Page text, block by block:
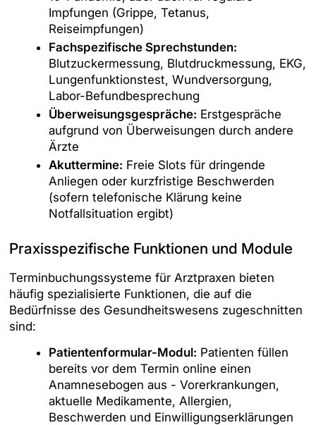
Impfungen (Grippe, Tetanus,
Reiseimpfungen)
Fachspezifische Sprechstunden:
Blutzuckermessung, Blutdruckmessung, EKG,
Lungenfunktionstest, Wundversorgung,
Labor-Befundbesprechung
Überweisungsgespräche: Erstgespräche
aufgrund von Überweisungen durch andere
Ärzte
Akuttermine: Freie Slots für dringende
Anliegen oder kurzfristige Beschwerden
(sofern telefonische Klärung keine
Notfallsituation ergibt)
Praxisspezifische Funktionen und Module
Terminbuchungssysteme für Arztpraxen bieten
häufig spezialisierte Funktionen, die auf die
Bedürfnisse des Gesundheitswesens zugeschnitten
sind:
Patientenformular-Modul: Patienten füllen
bereits vor dem Termin online einen
Anamnesebogen aus - Vorerkrankungen,
aktuelle Medikamente, Allergien,
Beschwerden und Einwilligungserklärungen